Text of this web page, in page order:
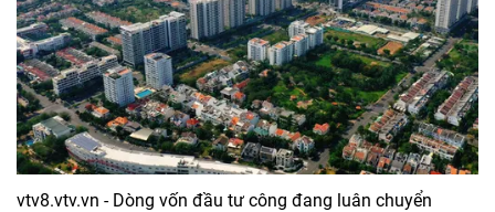
vtv8.vtv.vn - Dòng vốn đầu tư công đang luân chuyển